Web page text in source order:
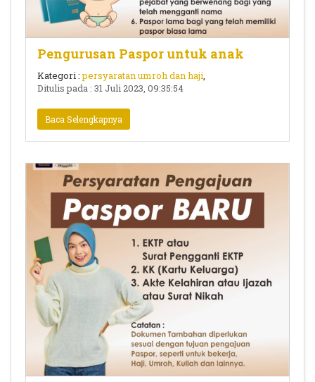
Pengurusan Paspor untuk anak
Kategori :persyaratan umroh dan haji,
Ditulis pada : 31 Juli 2023, 09:35:54
Baca Selengkapnya